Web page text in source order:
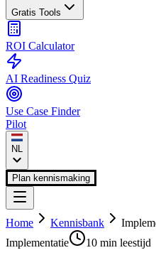
Gratis Tools
ROI Calculator
AI Readiness Quiz
Use Case Finder
Pilot
NL
Plan kennismaking
Home Kennisbank
Implementatie
10 min leestijd